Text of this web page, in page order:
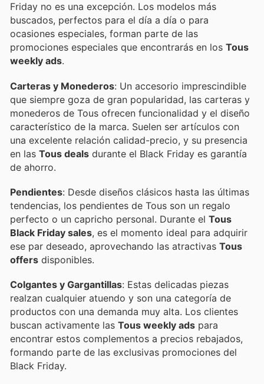
Friday no es una excepción. Los modelos más
buscados, perfectos para el día a día o para
ocasiones especiales, forman parte de las
promociones especiales que encontrarás en los Tous
weekly ads.
Carteras y Monederos: Un accesorio imprescindible
que siempre goza de gran popularidad, las carteras y
monederos de Tous ofrecen funcionalidad y el diseño
característico de la marca. Suelen ser artículos con
una excelente relación calidad-precio, y su presencia
en las Tous deals durante el Black Friday es garantía
de ahorro.
Pendientes: Desde diseños clásicos hasta las últimas
tendencias, los pendientes de Tous son un regalo
perfecto o un capricho personal. Durante el Tous
Black Friday sales, es el momento ideal para adquirir
ese par deseado, aprovechando las atractivas Tous
offers disponibles.
Colgantes y Gargantillas: Estas delicadas piezas
realzan cualquier atuendo y son una categoría de
productos con una demanda muy alta. Los clientes
buscan activamente las Tous weekly ads para
encontrar estos complementos a precios rebajados,
formando parte de las exclusivas promociones del
Black Friday.